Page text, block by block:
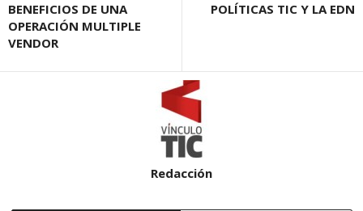
BENEFICIOS DE UNA
OPERACIÓN MULTIPLE
VENDOR
POLÍTICAS TIC Y LA EDN
Redacción